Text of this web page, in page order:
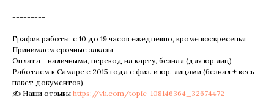
---------
График работы: с 10 до 19 часов ежедневно, кроме воскресенья
Принимаем срочные заказы
Оплата - наличными, перевод на карту, безнал (для юр.лиц)
Работаем в Самаре с 2015 года с физ. и юр. лицами (безнал + весь
пакет документов)
✍ Наши отзывы https://vk.com/topic-108146364_32674472